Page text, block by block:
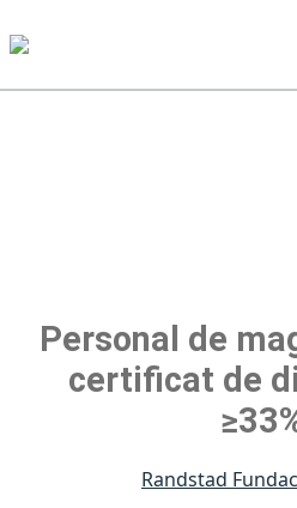
Personal de
certificat de
Randstad